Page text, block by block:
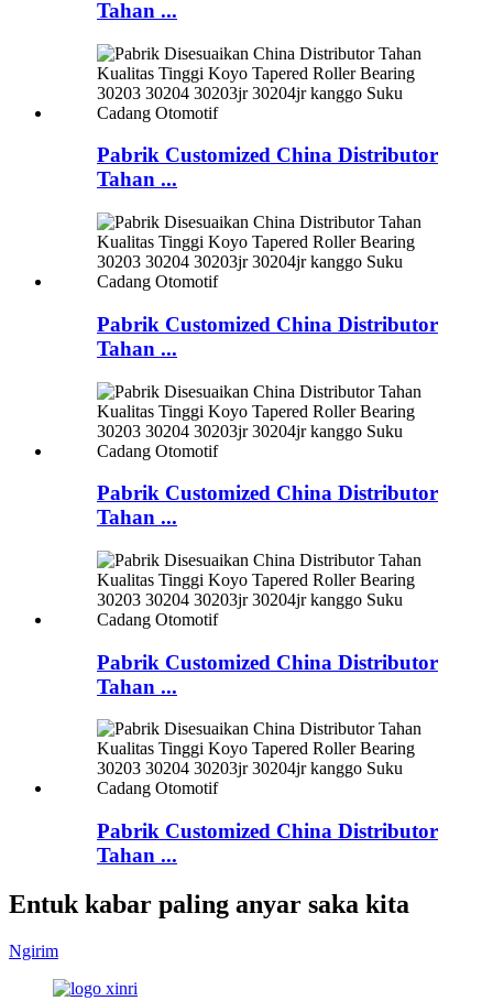
Tahan ...
Pabrik Customized China Distributor
Tahan ...
Pabrik Customized China Distributor
Tahan ...
Pabrik Customized China Distributor
Tahan ...
Pabrik Customized China Distributor
Tahan ...
Pabrik Customized China Distributor
Tahan ...
Entuk kabar paling anyar saka kita
Ngirim